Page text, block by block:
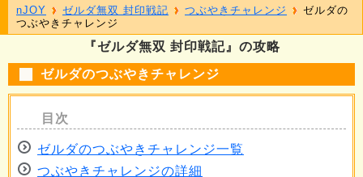
『ゼルダ無双 封印戦記』の攻略
ゼルダのつぶやきチャレンジ
ゼルダのつぶやきチャレンジ一覧
つぶやきチャレンジの詳細
nJOY ゼルダ無双 封印戦記 つぶやきチャレンジ
ゼルダの
つぶやきチャレンジ